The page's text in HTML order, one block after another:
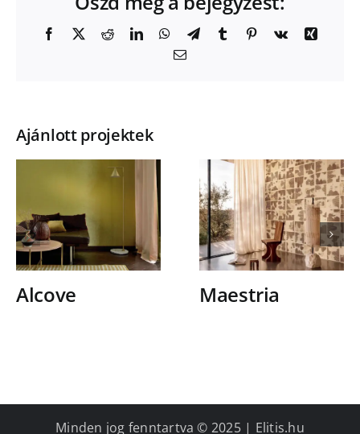
Facebook
X RedditLinkedInWhatsApp
TelegramTumblr Pinterest
Vk
Xing
Email:
Ajánlott projektek
Alcove Maestria
Minden jog fenntartva © 2025 | Elitis.hu